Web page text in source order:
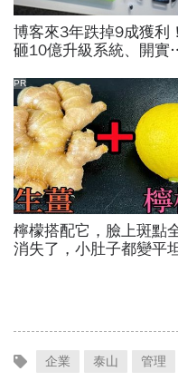
博客來3年跌掉9成獲利！
砸10億升級系統、開實
現...網路書店老大哥怎
了？
檸檬搭配它，臉上斑點
消失了，小肚子都變平
PR
企業 泰山 管理